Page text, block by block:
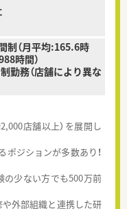
制（月平均:165.6時
時間）
勤務（店舗により異な
店舗以上）を展開し
ジションが多数あり！
の少ない方でも500万前
外部組織と連携した研